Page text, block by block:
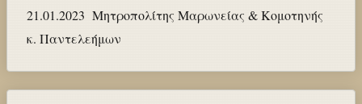
21.01.2023 Μητροπολίτης Μαρωνείας & Κομοτηνής
κ. Παντελεήμων